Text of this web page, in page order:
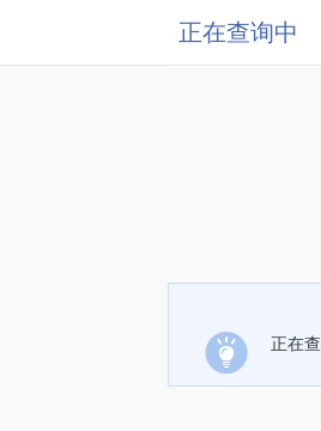
正在查询中
正在